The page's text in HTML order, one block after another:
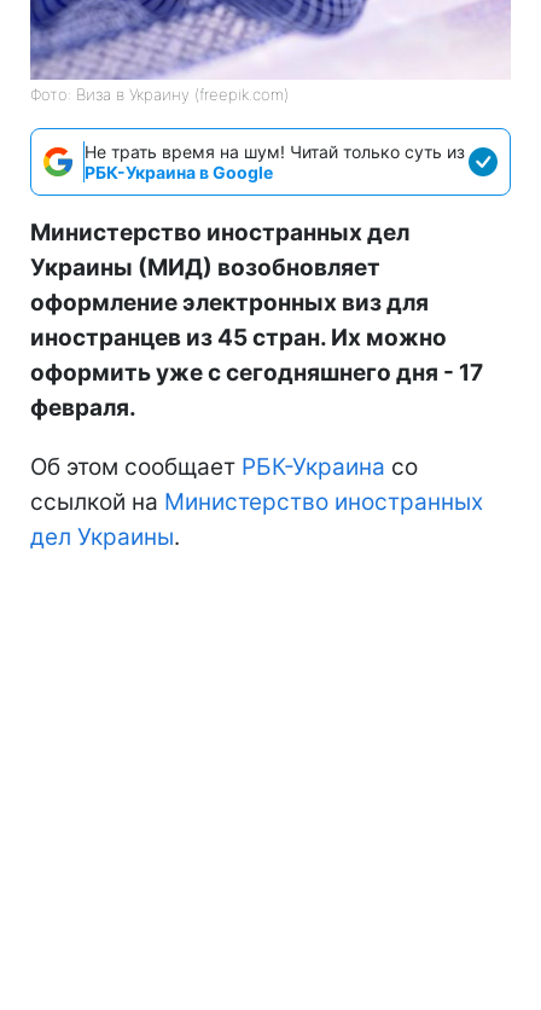
Фото: Виза в Украину (freepik.com)
Не трать время на шум! Читай только суть из
РБК-Украина в Google
Министерство иностранных дел
Украины (МИД) возобновляет
оформление электронных виз для
иностранцев из 45 стран. Их можно
оформить уже с сегодняшнего дня - 17
февраля.
Об этом сообщает РБК-Украина со
ссылкой на Министерство иностранных
дел Украины.